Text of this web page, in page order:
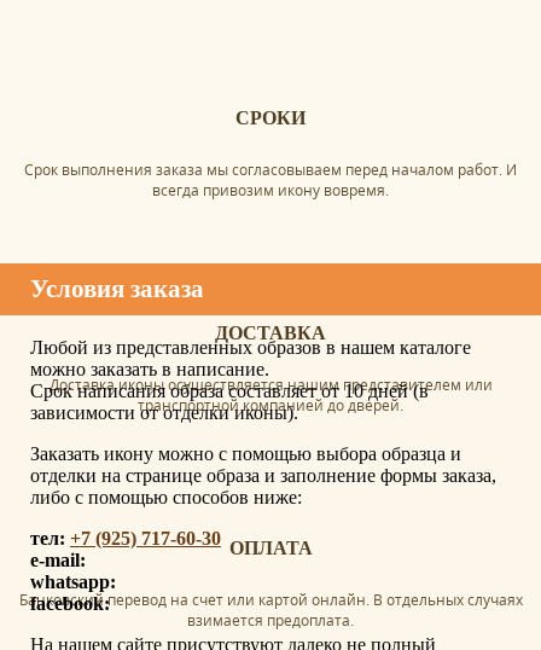
СРОКИ
Срок выполнения заказа мы согласовываем перед началом работ. И
всегда привозим икону вовремя.
ДОСТАВКА
Доставка иконы осуществляется нашим представителем или
транспортной компанией до дверей.
ОПЛАТА
Банковский перевод на счет или картой онлайн. В отдельных случаях
взимается предоплата.
Условия заказа
Любой из представленных образов в нашем каталоге
можно заказать в написание.
Срок написания образа составляет от 10 дней (в
зависимости от отделки иконы).
Заказать икону можно с помощью выбора образца и
отделки на странице образа и заполнение формы заказа,
либо с помощью способов ниже:
тел: +7 (925) 717-60-30
e-mail:
whatsapp:
facebook:
На нашем сайте присутствуют далеко не полный